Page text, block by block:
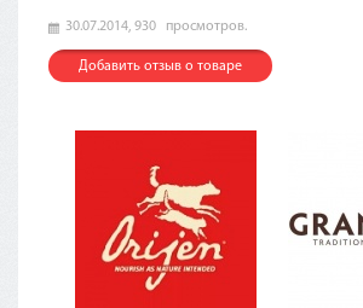
30.07.2014, 930 просмотров.
Добавить отзыв о товаре